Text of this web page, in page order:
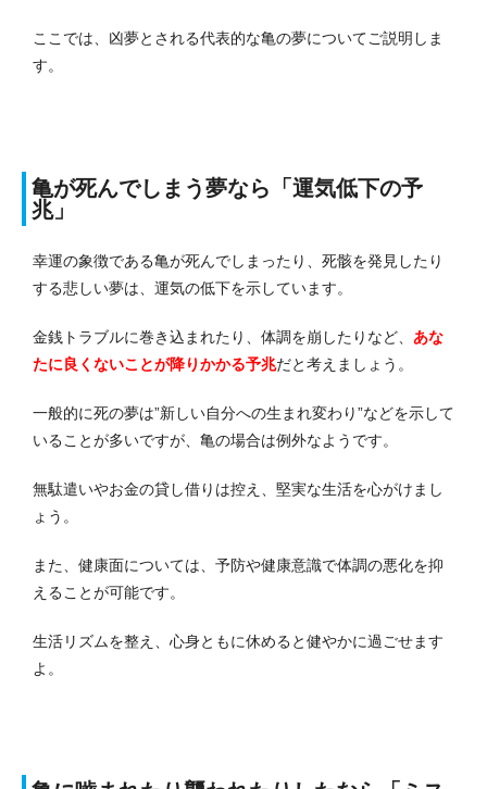
ここでは、凶夢とされる代表的な亀の夢についてご説明しま
す。
亀が死んでしまう夢なら「運気低下の予
兆」
幸運の象徴である亀が死んでしまったり、死骸を発見したり
する悲しい夢は、運気の低下を示しています。
金銭トラブルに巻き込まれたり、体調を崩したりなど、 あな
たに良くないことが降りかかる予兆だと考えましょう。
一般的に死の夢は”新しい自分への生まれ変わり”などを示して
いることが多いですが、亀の場合は例外なようです。
無駄遣いやお金の貸し借りは控え、堅実な生活を心がけまし
ょう。
また、健康面については、予防や健康意識で体調の悪化を抑
えることが可能です。
生活リズムを整え、心身ともに休めると健やかに過ごせます
よ。